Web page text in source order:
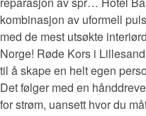
kombinasjon av uformell
med de mest utsøkte
Norge! Røde Kors i
til å skape en helt egen
Det følger med en
for strøm, uansett hvor du